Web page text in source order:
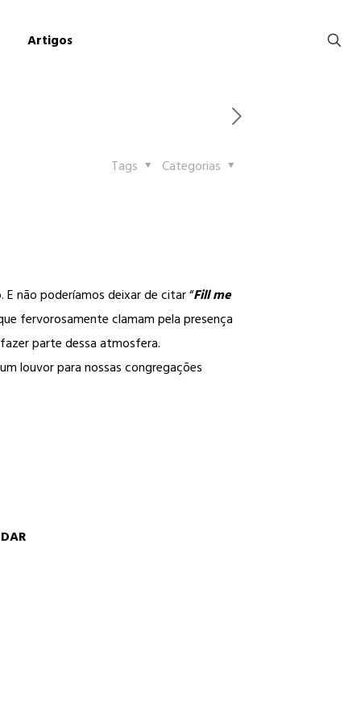
Artigos
Categorias
Tags
não poderíamos deixar de citar “Fill me
fervorosamente clamam pela presença
parte dessa atmosfera.
louvor para nossas congregações